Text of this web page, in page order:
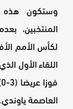
وستكون هذه
المنتخبين،
اللقاء الأول
العاصمة ياوندي.